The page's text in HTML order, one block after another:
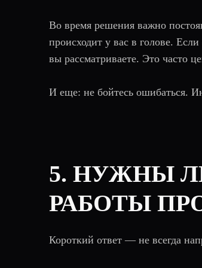
Во время решения важно
происходит у вас в голове.
вы рассматриваете. Это часто
И еще: не бойтесь ошибаться.
5. НУЖНЫ
РАБОТЫ
Короткий ответ — не всегда